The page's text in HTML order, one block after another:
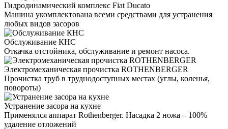
Гидродинамический комплекс Fiat Ducato
Машина укомплектована всеми средствами для устранения
любых видов засоров
Обслуживание КНС
Откачка отстойника, обслуживание и ремонт насоса.
Электромеханическая прочистка ROTHENBERGER
Прочистка труб в труднодоступных местах (углы, коленья,
повороты)
Устранение засора на кухне
Применялся аппарат Rothenberger. Насадка 2 ножа – 100%
удаление отложений